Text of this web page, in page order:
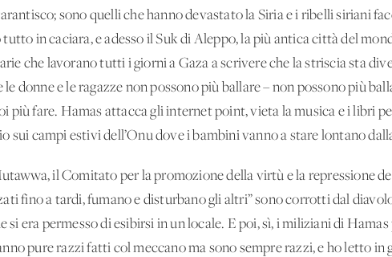
sono quelli che hanno devastato la Siria e i ribelli siriani
in caciara, e adesso il Suk di Aleppo, la più antica città del
che lavorano tutti i giorni a Gaza a scrivere che la striscia sta
donne e le ragazze non possono più ballare – non possono più
più fare. Hamas attacca gli internet point, vieta la musica e i libri
sui campi estivi dell’Onu dove i bambini vanno a stare lontano
il Comitato per la promozione della virtù e la repressione
fino a tardi, fumano e disturbano gli altri” sono corrotti dal
si era permesso di esibirsi in un locale. E poi, sì, i miliziani di
pure razzi fatti col meccano ma sono sempre razzi, e ho letto in